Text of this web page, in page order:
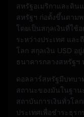
สหรัฐอเมริกาและดิน
สหรัฐฯ ก่อตั้งขึ้นตาม
โดยเป็นสกุลเงินที่ใช้
ระหว่างประเทศ และ
โลก สกุลเงิน USD อ
ธนาคารกลางสหรัฐฯ
ดอลลาร์สหรัฐมีบทบา
สถานะของมันในฐาน
สถาบันการเงินทั่วโล
ประเทศเพื่อชำระธุร